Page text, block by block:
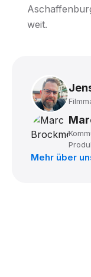
weit.
Mehr über